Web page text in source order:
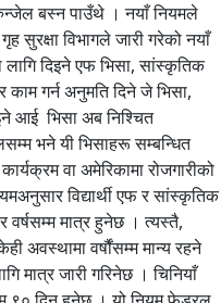
बस्न पाउँथे । नयाँ नियमले
सुरक्षा विभागले जारी गरेको नयाँ
लागि दिइने एफ भिसा, सांस्कृतिक
गर्न अनुमति दिने जे भिसा,
आई भिसा अब निश्चित
भने यी भिसाहरू सम्बन्धित
वा अमेरिकामा रोजगारीको
विद्यार्थी एफ र सांस्कृतिक
मात्र हुनेछ । त्यस्तै,
अवस्थामा वर्षौंसम्म मान्य रहने
मात्र जारी गरिनेछ । चिनियाँ